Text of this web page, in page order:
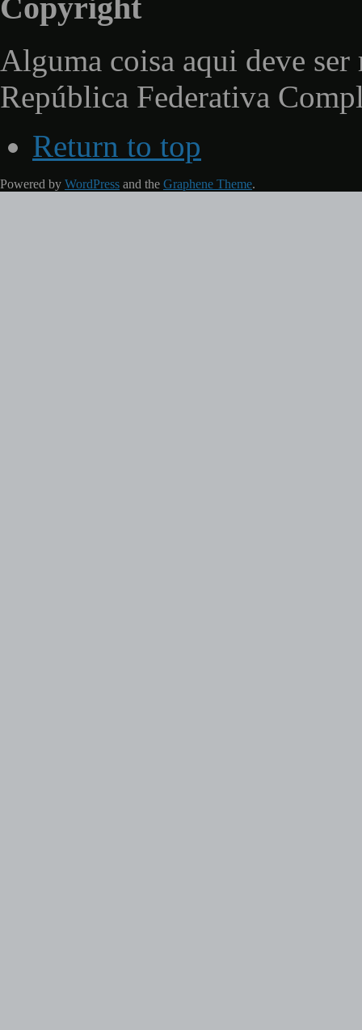
Copyright
Alguma coisa aqui deve ser
República Federativa
Return to top
Powered by WordPress and the Graphene Theme.